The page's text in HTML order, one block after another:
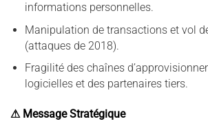
informations personnelles.
Manipulation de transactions et vol
(attaques de 2018).
Fragilité des chaînes
logicielles et des partenaires tiers.
⚠ Message Stratégique